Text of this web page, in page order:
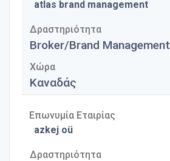
atlas brand management
Δραστηριότητα
Broker/Brand Management
Χώρα
Καναδάς
Επωνυμία Εταιρίας
azkej oü
Δραστηριότητα